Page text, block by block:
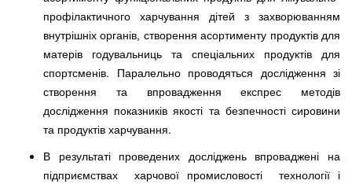
профілактичного харчування дітей з захворюванням
внутрішніх органів, створення асортименту продуктів для
матерів годувальниць та спеціальних продуктів для
спортсменів. Паралельно проводяться дослідження зі
створення та впровадження експрес методів
дослідження показників якості та безпечності сировини
та продуктів харчування.
В результаті проведених досліджень впроваджені на
підприємствах харчової промисловості технології і